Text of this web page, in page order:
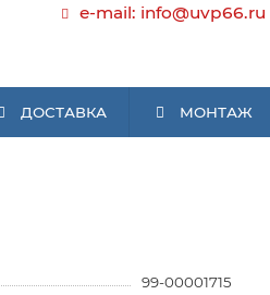
e-mail: info@uvp66.ru
ДОСТАВКА МОНТАЖ
99-00001715